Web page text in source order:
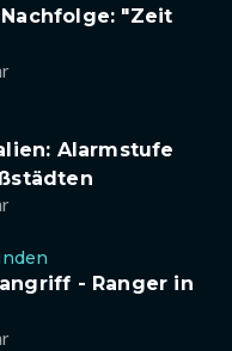
"Zeit
Alarmstufe
- Ranger in